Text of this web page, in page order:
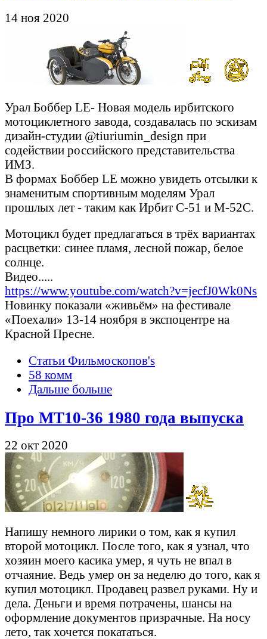
14 ноя 2020
Урал Боббер LE- Новая модель ирбитского
мотоциклетного завода, создавалась по эскизам
дизайн-студии @tiuriumin_design при
содействии российского представительства
ИМЗ.
В формах Боббер LE можно увидеть отсылки к
знаменитым спортивным моделям Урал
прошлых лет - таким как Ирбит С-51 и М-52С.
Мотоцикл будет предлагаться в трёх вариантах
расцветки: синее пламя, лесной пожар, белое
солнце.
Видео.....
https://www.youtube.com/watch?v=jecfJ0Wk0Ns
Новинку показали «живьём» на фестивале
«Поехали» 13-14 ноября в экспоцентре на
Красной Пресне.
Статьи Фильмоскопов's
58 комм
Дальше больше
Про МТ10-36 1980 года выпуска
22 окт 2020
Напишу немного лирики о том, как я купил
второй мотоцикл. После того, как я узнал, что
хозяин моего касика умер, я чуть не впал в
отчаяние. Ведь умер он за неделю до того, как я
купил мотоцикл. Продавец развел руками. Ну и
дела. Деньги и время потрачены, шансы на
оформление документов призрачные. На носу
лето, так хочется покататься.